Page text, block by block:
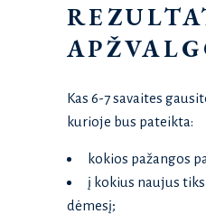
Kas 6-7 savaites
kurioje bus pateikta:
kokios pažangos
į kokius naujus
dėmesį;